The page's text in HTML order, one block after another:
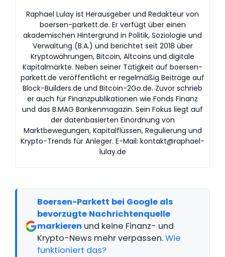
Raphael Lulay ist Herausgeber und Redakteur von
boersen-parkett.de. Er verfügt über einen
akademischen Hintergrund in Politik, Soziologie und
Verwaltung (B.A.) und berichtet seit 2018 über
Kryptowährungen, Bitcoin, Altcoins und digitale
Kapitalmärkte. Neben seiner Tätigkeit auf boersen-
parkett.de veröffentlicht er regelmäßig Beiträge auf
Block-Builders.de und Bitcoin-2Go.de. Zuvor schrieb
er auch für Finanzpublikationen wie Fonds Finanz
und das B.MAG Bankenmagazin. Sein Fokus liegt auf
der datenbasierten Einordnung von
Marktbewegungen, Kapitalflüssen, Regulierung und
Krypto-Trends für Anleger. E-Mail: kontakt@raphael-
lulay.de
Boersen-Parkett bei Google als
bevorzugte Nachrichtenquelle
markieren und keine Finanz- und
Krypto-News mehr verpassen.Wie
funktioniert das?